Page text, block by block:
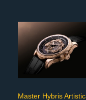
Master Hybris